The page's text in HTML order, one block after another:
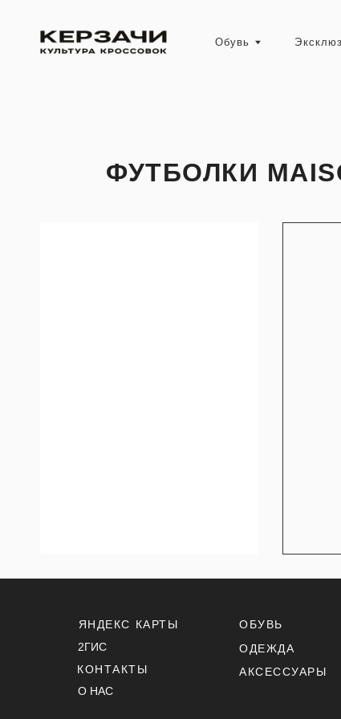
Эксклюзив
Обувь
ФУТБОЛКИ
ЯНДЕКС КАРТЫ
2ГИС
КОНТАКТЫ
ОБУВЬ
ОДЕЖДА
АКСЕССУАРЫ
О НАС